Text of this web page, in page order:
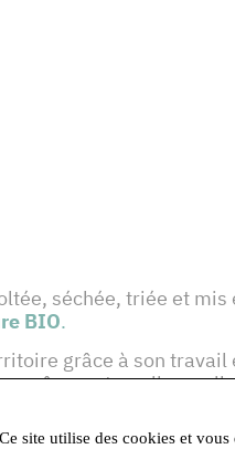
séchée, triée et
BIO.
grâce à son
grâce au travail en
poivrée en carton de
Ce site utilise des cookies et